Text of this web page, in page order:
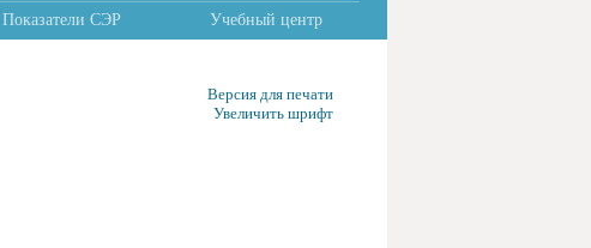
Показатели СЭР Учебный центр
Версия для печати
Увеличить шрифт